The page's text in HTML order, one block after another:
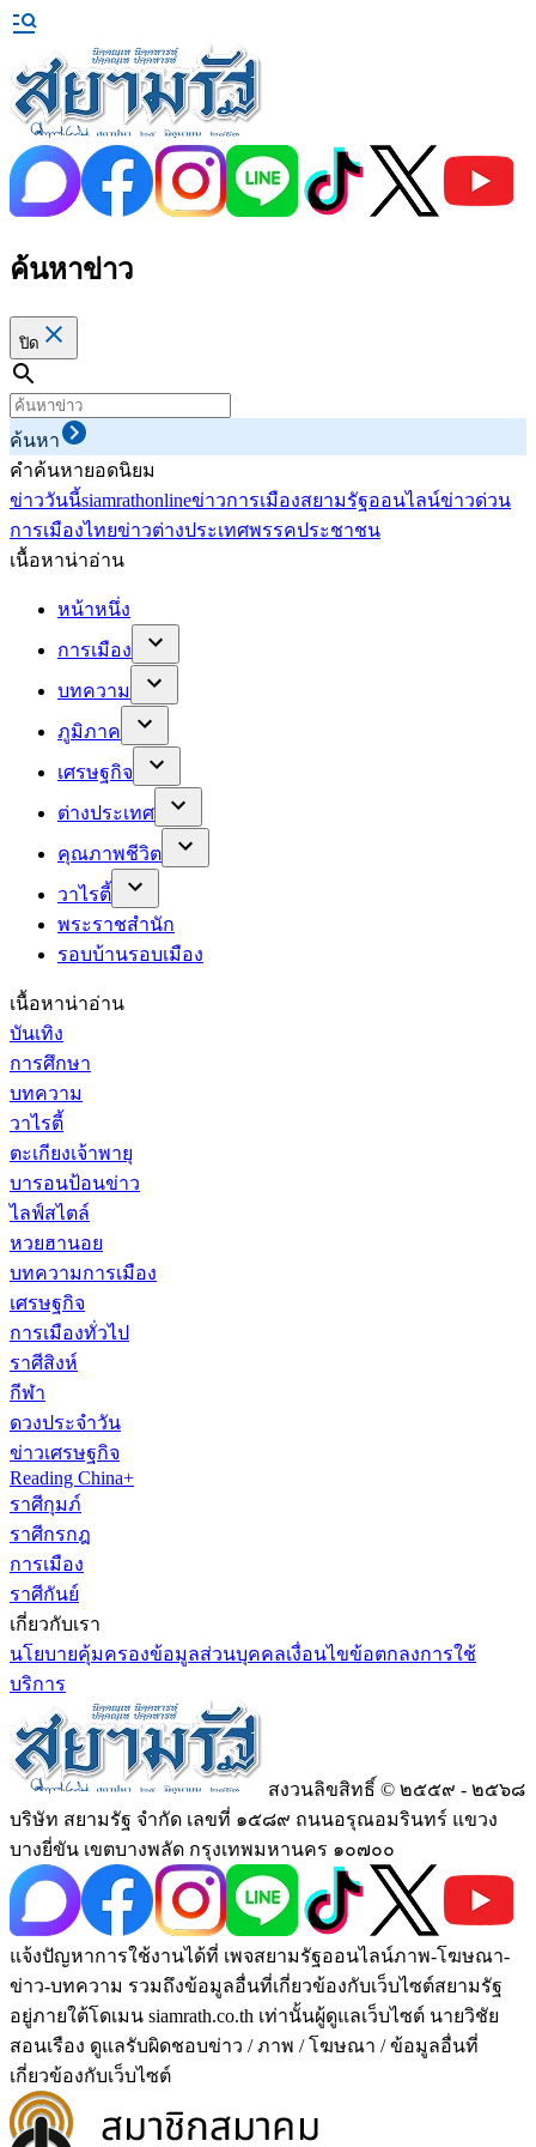
ค้นหาข่าว
ปิด
ค้นหา
คำค้นหายอดนิยม
ข่าววันนี้siamrathonlineข่าวการเมืองสยามรัฐออนไลน์ข่าวด่วน
การเมืองไทยข่าวต่างประเทศพรรคประชาชน
เนื้อหาน่าอ่าน
หน้าหนึ่ง
การเมือง
บทความ
ภูมิภาค
เศรษฐกิจ
ต่างประเทศ
คุณภาพชีวิต
วาไรตี้
พระราชสำนัก
รอบบ้านรอบเมือง
เนื้อหาน่าอ่าน
บันเทิง
การศึกษา
บทความ
วาไรตี้
ตะเกียงเจ้าพายุ
บารอนป้อนข่าว
ไลฟ์สไตล์
หวยฮานอย
บทความการเมือง
เศรษฐกิจ
การเมืองทั่วไป
ราศีสิงห์
กีฬา
ดวงประจำวัน
ข่าวเศรษฐกิจ
Reading China+
ราศีกุมภ์
ราศีกรกฎ
การเมือง
ราศีกันย์
เกี่ยวกับเรา
นโยบายคุ้มครองข้อมูลส่วนบุคคลเงื่อนไขข้อตกลงการใช้
บริการ
สงวนลิขสิทธิ์ © ๒๕๕๙ - ๒๕๖๘
บริษัท สยามรัฐ จำกัด เลขที่ ๑๕๘๙ ถนนอรุณอมรินทร์ แขวง
บางยี่ขัน เขตบางพลัด กรุงเทพมหานคร ๑๐๗๐๐
แจ้งปัญหาการใช้งานได้ที่ เพจสยามรัฐออนไลน์ภาพ-โฆษณา-
ข่าว-บทความ รวมถึงข้อมูลอื่นที่เกี่ยวข้องกับเว็บไซต์สยามรัฐ
อยู่ภายใต้โดเมน siamrath.co.th เท่านั้นผู้ดูแลเว็บไซต์ นายวิชัย
สอนเรือง ดูแลรับผิดชอบข่าว / ภาพ / โฆษณา / ข้อมูลอื่นที่
เกี่ยวข้องกับเว็บไซต์